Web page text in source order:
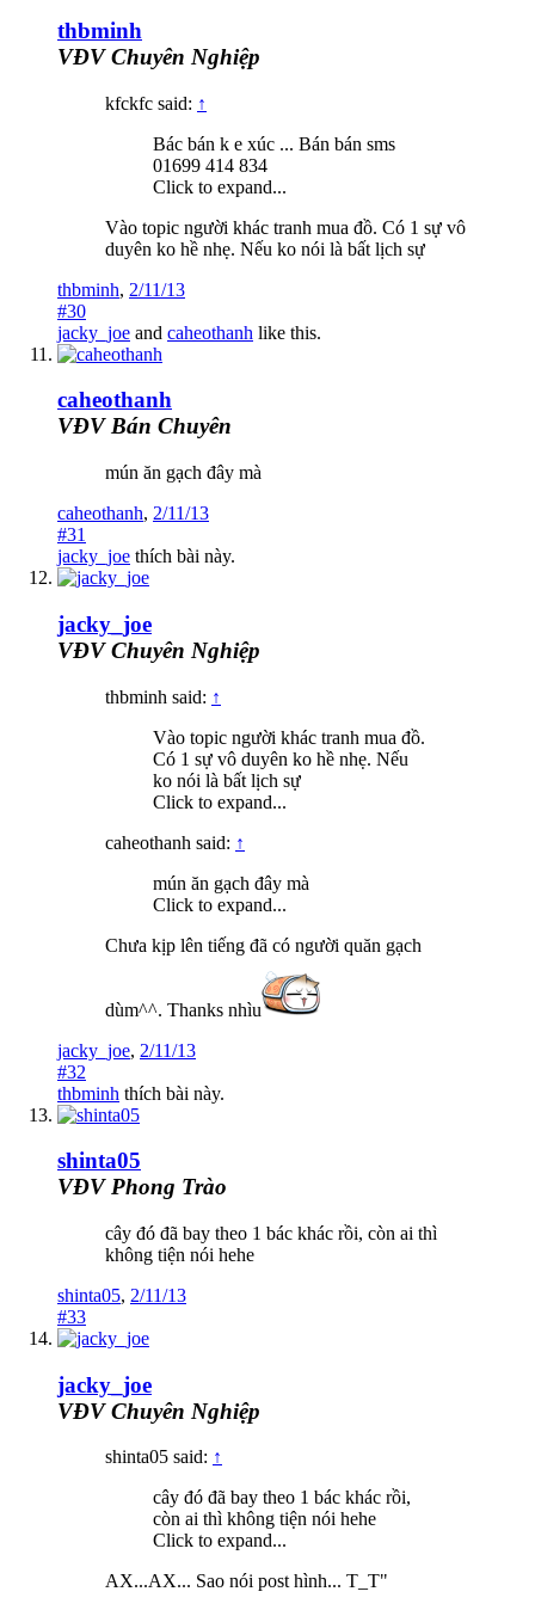
thbminh
VĐV Chuyên Nghiệp
kfckfc said: ↑
Bác bán k e xúc ... Bán bán sms
01699 414 834
Click to expand...
Vào topic người khác tranh mua đồ. Có 1 sự vô
duyên ko hề nhẹ. Nếu ko nói là bất lịch sự
thbminh, 2/11/13
#30
jacky_joe and caheothanh like this.
caheothanh
VĐV Bán Chuyên
mún ăn gạch đây mà
caheothanh, 2/11/13
#31
jacky_joe thích bài này.
jacky_joe
VĐV Chuyên Nghiệp
thbminh said: ↑
Vào topic người khác tranh mua đồ.
Có 1 sự vô duyên ko hề nhẹ. Nếu
ko nói là bất lịch sự
Click to expand...
caheothanh said: ↑
mún ăn gạch đây mà
Click to expand...
Chưa kịp lên tiếng đã có người quăn gạch
dùm^^. Thanks nhìu
jacky_joe, 2/11/13
#32
thbminh thích bài này.
shinta05
VĐV Phong Trào
cây đó đã bay theo 1 bác khác rồi, còn ai thì
không tiện nói hehe
shinta05, 2/11/13
#33
jacky_joe
VĐV Chuyên Nghiệp
shinta05 said: ↑
cây đó đã bay theo 1 bác khác rồi,
còn ai thì không tiện nói hehe
Click to expand...
AX...AX... Sao nói post hình... T_T"